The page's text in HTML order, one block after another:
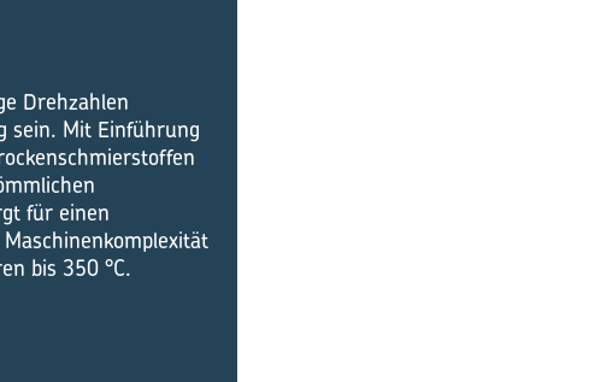
Drehzahlen
sein. Mit Einführung
für einen
bis 350 °C.